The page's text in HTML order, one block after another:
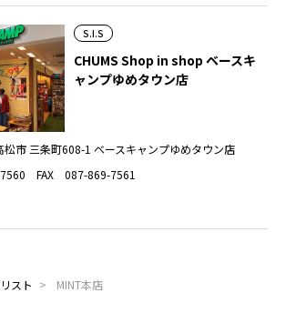
S.I.S
CHUMS Shop in shop ベースキ
ャンプゆめタウン店
市 三条町608-1 ベースキャンプゆめタウン店
FAX 087-869-7561
スト > MINT本店